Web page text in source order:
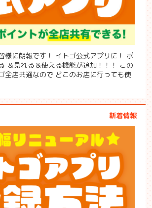
様に朗報です！ イトゴ公式アプリに！ ポ
＆見れる＆使える機能が追加！！！ この
全店共通なので どこのお店に行っても使
新着情報